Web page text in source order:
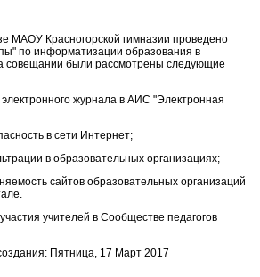
МАОУ Красногорской гимназии проведено
по информатизации образования в
совещании были рассмотрены следующие
журнала в АИС "Электронная
в сети Интернет;
в образовательных организациях;
сайтов образовательных организаций
учителей в Сообществе педагогов
Пятница, 17 Март 2017